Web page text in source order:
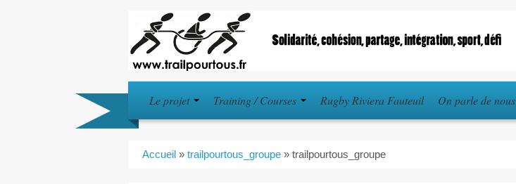
Le projet Training / Courses Rugby Riviera Fauteuil On parle de nous
Accueil » trailpourtous_groupe » trailpourtous_groupe